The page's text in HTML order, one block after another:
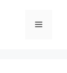
Menu